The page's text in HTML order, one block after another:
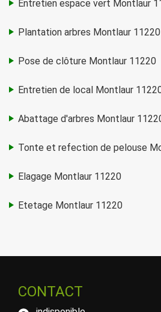
Entretien espace vert Montlaur
Plantation arbres Montlaur 11220
Pose de clôture Montlaur 11220
Entretien de local Montlaur
Abattage d'arbres Montlaur
Tonte et refection de pelouse
Elagage Montlaur 11220
Etetage Montlaur 11220
CONTACT